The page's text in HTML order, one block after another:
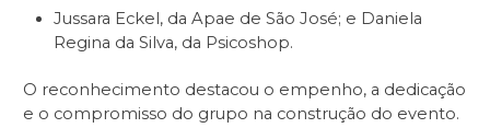
Jussara Eckel, da Apae de São José; e Daniela
Regina da Silva, da Psicoshop.
O reconhecimento destacou o empenho, a dedicação
e o compromisso do grupo na construção do evento.